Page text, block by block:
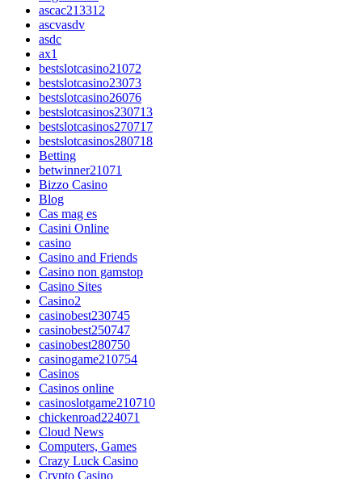
ascac213312
ascvasdv
asdc
ax1
bestslotcasino21072
bestslotcasino23073
bestslotcasino26076
bestslotcasinos230713
bestslotcasinos270717
bestslotcasinos280718
Betting
betwinner21071
Bizzo Casino
Blog
Cas mag es
Casini Online
casino
Casino and Friends
Casino non gamstop
Casino Sites
Casino2
casinobest230745
casinobest250747
casinobest280750
casinogame210754
Casinos
Casinos online
casinoslotgame210710
chickenroad224071
Cloud News
Computers, Games
Crazy Luck Casino
Crypto Casino